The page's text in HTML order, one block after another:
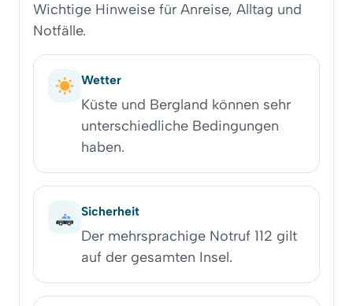
Wichtige Hinweise für Anreise, Alltag und
Notfälle.
Wetter
Küste und Bergland können sehr
unterschiedliche Bedingungen
haben.
Sicherheit
Der mehrsprachige Notruf 112 gilt
auf der gesamten Insel.